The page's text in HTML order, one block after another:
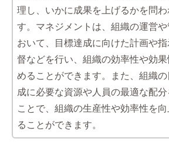
理し、いかに成果を上げるかを問わ
す。マネジメントは、組織の運営や
おいて、目標達成に向けた計画や指
督などを行い、組織の効率性や効果
めることができます。また、組織の
成に必要な資源や人員の最適な配分
ことで、組織の生産性や効率性を
ることができます。